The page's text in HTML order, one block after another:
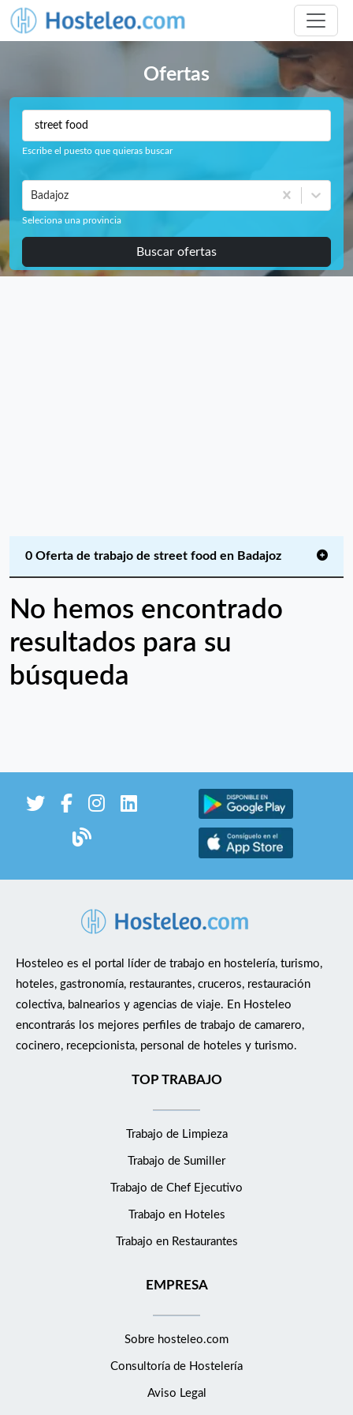
Ofertas
Escribe el puesto que quieras buscar
Badajoz
Seleciona una provincia
Buscar ofertas
0 Oferta de trabajo de street food en Badajoz
No hemos encontrado
resultados para su
búsqueda
Hosteleo es el portal líder de trabajo en hostelería, turismo,
hoteles, gastronomía, restaurantes, cruceros, restauración
colectiva, balnearios y agencias de viaje. En Hosteleo
encontrarás los mejores perfiles de trabajo de camarero,
cocinero, recepcionista, personal de hoteles y turismo.
TOP TRABAJO
Trabajo de Limpieza
Trabajo de Sumiller
Trabajo de Chef Ejecutivo
Trabajo en Hoteles
Trabajo en Restaurantes
EMPRESA
Sobre hosteleo.com
Consultoría de Hostelería
Aviso Legal